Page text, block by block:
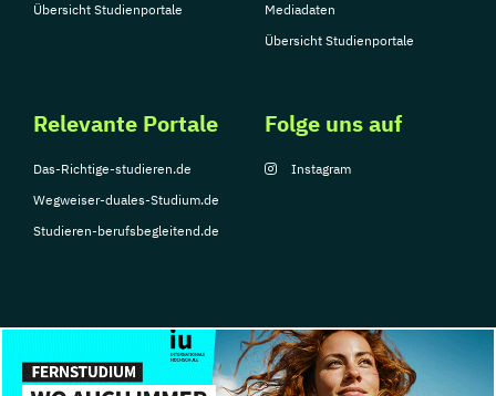
Übersicht Studienportale
Mediadaten
Übersicht Studienportale
Relevante Portale
Das-Richtige-studieren.de
Wegweiser-duales-Studium.de
Studieren-berufsbegleitend.de
Folge uns auf
Instagram
© Copyright 2026, TarGroup Media GmbH